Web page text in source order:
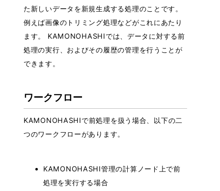
た新しいデータを新規生成する処理のことです。
例えば画像のトリミング処理などがこれにあたり
ます。 KAMONOHASHIでは、データに対する前
処理の実行、およびその履歴の管理を行うことが
できます。
ワークフロー
KAMONOHASHIで前処理を扱う場合、以下の二
つのワークフローがあります。
KAMONOHASHI管理の計算ノード上で前
処理を実行する場合